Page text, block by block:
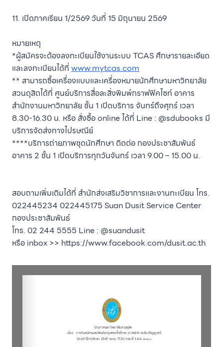
11. เปิดภาคเรียน 1/2569 วันที่ 15 มิถุนายน 2569
หมายเหตุ
*ผู้สมัครจะต้องลงทะเบียนใช้งานระบบ TCAS ศึกษารายละเอียด
และลงทะเบียนได้ที่ www.mytcas.com
** สามารถซื้อเครื่องแบบและเครื่องหมายนักศึกษามหาวิทยาลัย
สวนดุสิตได้ที่ ศูนย์บริการสื่อละสิ่งพิมพ์กราฟฟิคไซท์ อาคาร
สำนักงานมหาวิทยาลัย ชั้น 1 เปิดบริการ จันทร์ถึงศุกร์ เวลา
8.30-16.30 น. หรือ สั่งซื้อ online ได้ที่ Line : @sdubooks มี
บริการจัดส่งทางไปรษณีย์
****บริการถ่ายภาพชุดนักศึกษา ติดต่อ กองประชาสัมพันธ์
อาคาร 2 ชั้น 1 เปิดบริการทุกวันจันทร์ เวลา 9.00 – 15.00 น.
สอบถามเพิ่มเติมได้ที่ สำนักส่งเสริมวิชาการและงานทะเบียน โทร.
022445234 022445175 Suan Dusit Service Center
กองประชาสัมพันธ์
โทร. 02 244 5555 Line : @suandusit
หรือ inbox >> https://www.facebook.com/dusit.ac.th